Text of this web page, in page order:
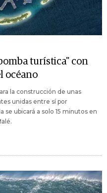
turística" con
océano
la construcción de unas
unidas entre sí por
se ubicará a solo 15 minutos en